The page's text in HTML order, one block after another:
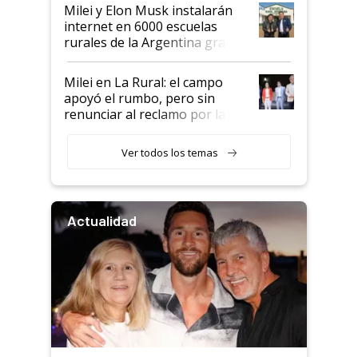
Milei y Elon Musk instalarán
internet en 6000 escuelas
rurales de la Argentina gracias
a un acuerdo con Starlink
Milei en La Rural: el campo
apoyó el rumbo, pero sin
renunciar al reclamo por las
Ver todos los temas
Actualidad